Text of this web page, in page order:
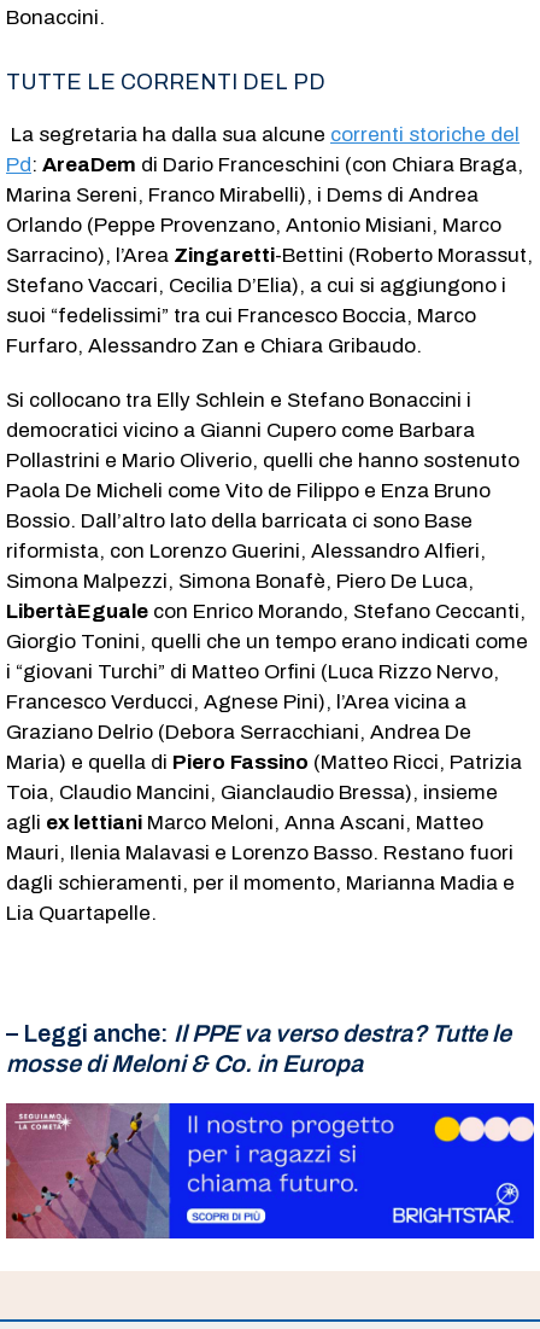
Bonaccini.
TUTTE LE CORRENTI DEL PD
La segretaria ha dalla sua alcune correnti storiche del
Pd: AreaDem di Dario Franceschini (con Chiara Braga,
Marina Sereni, Franco Mirabelli), i Dems di Andrea
Orlando (Peppe Provenzano, Antonio Misiani, Marco
Sarracino), l’Area Zingaretti-Bettini (Roberto Morassut,
Stefano Vaccari, Cecilia D’Elia), a cui si aggiungono i
suoi “fedelissimi” tra cui Francesco Boccia, Marco
Furfaro, Alessandro Zan e Chiara Gribaudo.
Si collocano tra Elly Schlein e Stefano Bonaccini i
democratici vicino a Gianni Cupero come Barbara
Pollastrini e Mario Oliverio, quelli che hanno sostenuto
Paola De Micheli come Vito de Filippo e Enza Bruno
Bossio. Dall’altro lato della barricata ci sono Base
riformista, con Lorenzo Guerini, Alessandro Alfieri,
Simona Malpezzi, Simona Bonafè, Piero De Luca,
LibertàEguale con Enrico Morando, Stefano Ceccanti,
Giorgio Tonini, quelli che un tempo erano indicati come
i “giovani Turchi” di Matteo Orfini (Luca Rizzo Nervo,
Francesco Verducci, Agnese Pini), l’Area vicina a
Graziano Delrio (Debora Serracchiani, Andrea De
Maria) e quella di Piero Fassino (Matteo Ricci, Patrizia
Toia, Claudio Mancini, Gianclaudio Bressa), insieme
agli ex lettiani Marco Meloni, Anna Ascani, Matteo
Mauri, Ilenia Malavasi e Lorenzo Basso. Restano fuori
dagli schieramenti, per il momento, Marianna Madia e
Lia Quartapelle.
– Leggi anche: Il PPE va verso destra? Tutte le
mosse di Meloni & Co. in Europa